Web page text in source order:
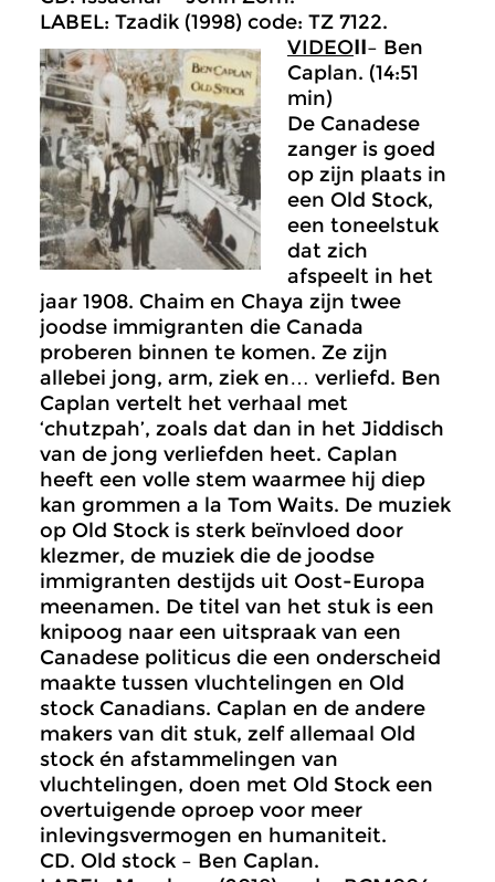
LABEL: Tzadik (1998) code: TZ 7122.
VIDEOII– Ben
Caplan. (14:51
min)
De Canadese
zanger is goed
op zijn plaats in
een Old Stock,
een toneelstuk
dat zich
afspeelt in het
jaar 1908. Chaim en Chaya zijn twee
joodse immigranten die Canada
proberen binnen te komen. Ze zijn
allebei jong, arm, ziek en… verliefd. Ben
Caplan vertelt het verhaal met
‘chutzpah’, zoals dat dan in het Jiddisch
van de jong verliefden heet. Caplan
heeft een volle stem waarmee hij diep
kan grommen a la Tom Waits. De muziek
op Old Stock is sterk beïnvloed door
klezmer, de muziek die de joodse
immigranten destijds uit Oost-Europa
meenamen. De titel van het stuk is een
knipoog naar een uitspraak van een
Canadese politicus die een onderscheid
maakte tussen vluchtelingen en Old
stock Canadians. Caplan en de andere
makers van dit stuk, zelf allemaal Old
stock én afstammelingen van
vluchtelingen, doen met Old Stock een
overtuigende oproep voor meer
inlevingsvermogen en humaniteit.
CD. Old stock – Ben Caplan.